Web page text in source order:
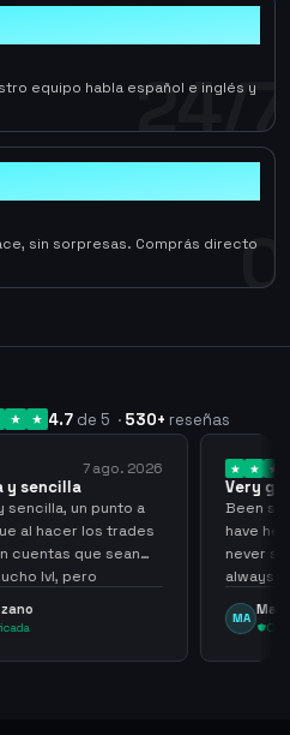
24/7
equipo habla español e inglés y
0
sin sorpresas. Comprás directo
4.7 de 5 · 530+ reseñas
7 ago. 2026
y sencilla
sencilla, un punto a
al hacer los trades
cuentas que sean
lvl, pero
ya que puede
cuenta
Very
Been
have
never
always
MA